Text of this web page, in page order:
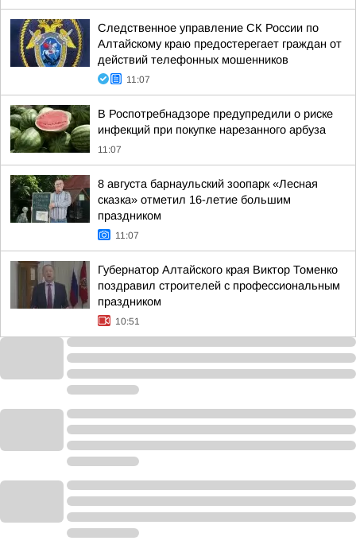
Следственное управление СК России по
Алтайскому краю предостерегает граждан от
действий телефонных мошенников
11:07
В Роспотребнадзоре предупредили о риске
инфекций при покупке нарезанного арбуза
11:07
8 августа барнаульский зоопарк «Лесная
сказка» отметил 16-летие большим
праздником
11:07
Губернатор Алтайского края Виктор Томенко
поздравил строителей с профессиональным
праздником
10:51